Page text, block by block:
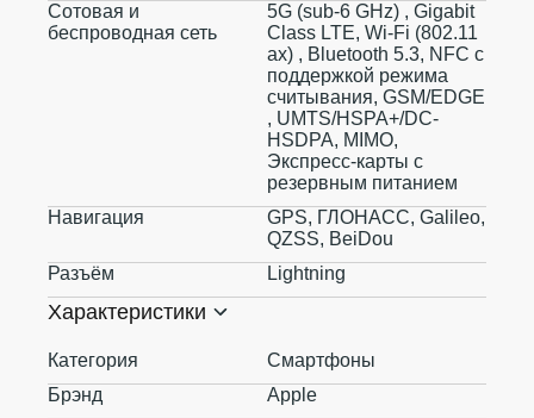
Сотовая и
беспроводная сеть
5G (sub‑6 GHz) , Gigabit
Class LTE, Wi-Fi (802.11​
ax) , Bluetooth 5.3, NFC с
поддержкой режима
считывания, GSM/EDGE
, UMTS/​HSPA+/​DC-
HSDPA, MIMO,
Экспресс‑карты с
резервным питанием
Навигация
GPS, ГЛОНАСС, Galileo,
QZSS, BeiDou
Разъём
Lightning
Характеристики
Категория
Смартфоны
Брэнд
Apple